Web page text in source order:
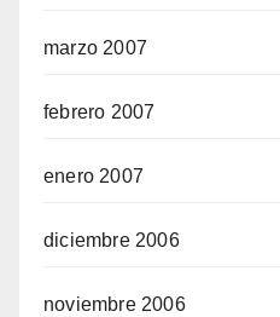
marzo 2007
febrero 2007
enero 2007
diciembre 2006
noviembre 2006